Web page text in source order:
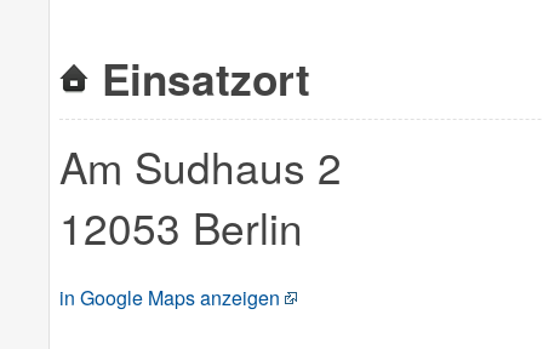
Einsatzort
Am Sudhaus 2
12053 Berlin
in Google Maps anzeigen